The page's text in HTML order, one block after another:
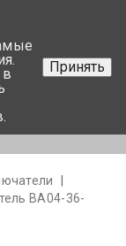
17-350-99-56
44-752-82-08
Задать вопрос
ВА04-36-
Принять